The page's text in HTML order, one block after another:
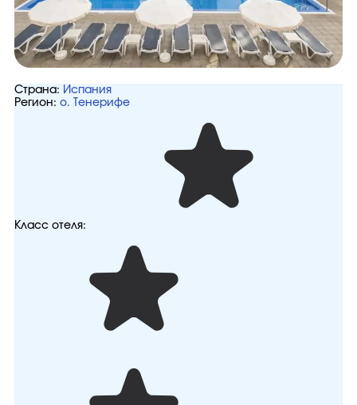
Страна: Испания
Регион: о. Тенерифе
Класс отеля: